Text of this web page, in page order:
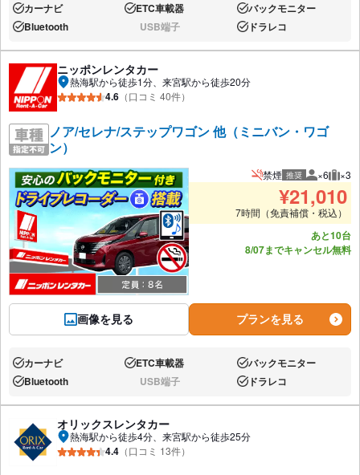
あり:カーナビ あり:ETC車載器 あり:バックモニター
あり:Bluetooth なし:USB端子 あり:ドラレコ
ニッポンレンタカー
熱海駅から徒歩1分、来宮駅から徒歩20分
4.6 （口コミ 40件）
ノア/セレナ/ステップワゴン 他（ミニバン・ワゴ
ン）
画像を見る
禁煙 推奨 推奨人数
×6 推
×3
¥21,010
7時間（免責補償・税込）
あと10台
8/07までキャンセル無料
プランを見る
あり:カーナビ あり:ETC車載器 あり:バックモニター
あり:Bluetooth なし:USB端子 あり:ドラレコ
オリックスレンタカー
熱海駅から徒歩4分、来宮駅から徒歩25分
4.4 （口コミ 13件）